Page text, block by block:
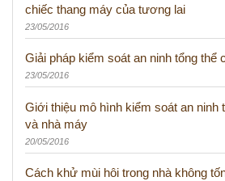
chiếc thang máy của tương lai
23/05/2016
Giải pháp kiểm soát an ninh tổng thể
23/05/2016
Giới thiệu mô hình kiểm soát an ninh
và nhà máy
20/05/2016
Cách khử mùi hôi trong nhà không